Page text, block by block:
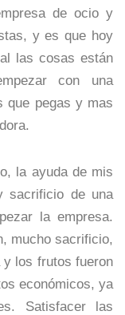
de ocio y
y es que hoy
las cosas están
con una
que pegas y mas
la ayuda de mis
sacrificio de una
la empresa.
mucho sacrificio,
y los frutos fueron
económicos, ya
Satisfacer las